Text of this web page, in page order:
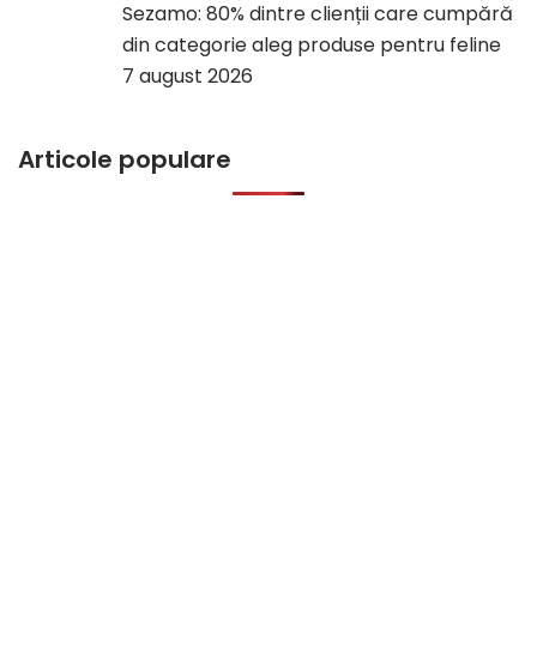
Sezamo: 80% dintre clienții care cumpără
din categorie aleg produse pentru feline
7 august 2026
Articole populare